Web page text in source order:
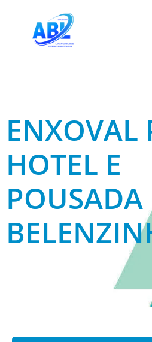
ENXOVAL
HOTEL E